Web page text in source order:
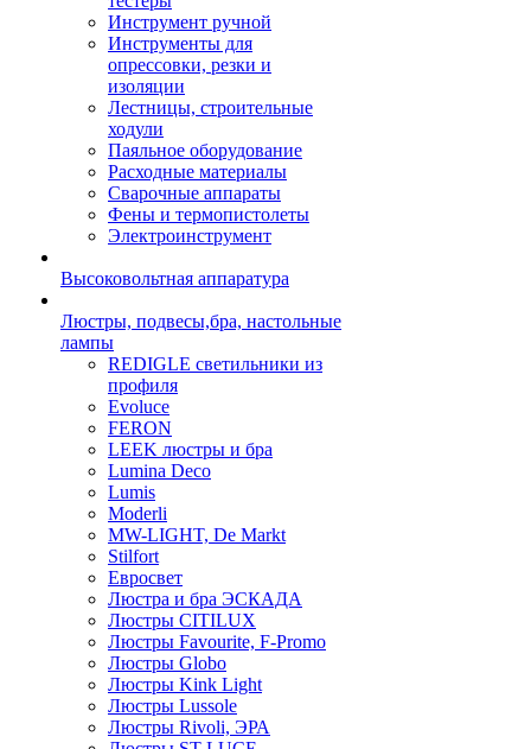
Инструмент ручной
Инструменты для
опрессовки, резки и
изоляции
Лестницы, строительные
ходули
Паяльное оборудование
Расходные материалы
Сварочные аппараты
Фены и термопистолеты
Электроинструмент
Высоковольтная аппаратура
Люстры, подвесы,бра, настольные
лампы
REDIGLE светильники из
профиля
Evoluce
FERON
LEEK люстры и бра
Lumina Deco
Lumis
Moderli
MW-LIGHT, De Markt
Stilfort
Евросвет
Люстра и бра ЭСКАДА
Люстры CITILUX
Люстры Favourite, F-Promo
Люстры Globo
Люстры Kink Light
Люстры Lussole
Люстры Rivoli, ЭРА